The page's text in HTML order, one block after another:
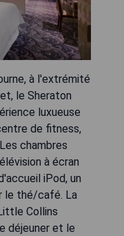
à l'extrémité
le Sheraton
luxueuse
de fitness,
chambres
à écran
iPod, un
le thé/café. La
Collins
déjeuner et le